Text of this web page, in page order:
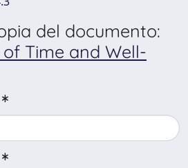
del documento:
of Time and Well-